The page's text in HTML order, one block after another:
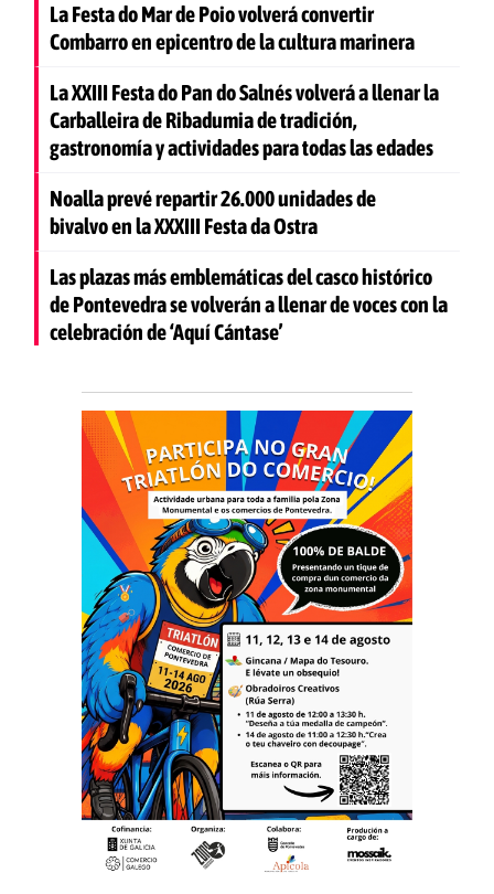
La Festa do Mar de Poio volverá convertir
Combarro en epicentro de la cultura marinera
La XXIII Festa do Pan do Salnés volverá a llenar la
Carballeira de Ribadumia de tradición,
gastronomía y actividades para todas las edades
Noalla prevé repartir 26.000 unidades de
bivalvo en la XXXIII Festa da Ostra
Las plazas más emblemáticas del casco histórico
de Pontevedra se volverán a llenar de voces con la
celebración de ‘Aquí Cántase’